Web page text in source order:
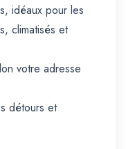
idéaux pour les
climatisés et
votre adresse
détours et